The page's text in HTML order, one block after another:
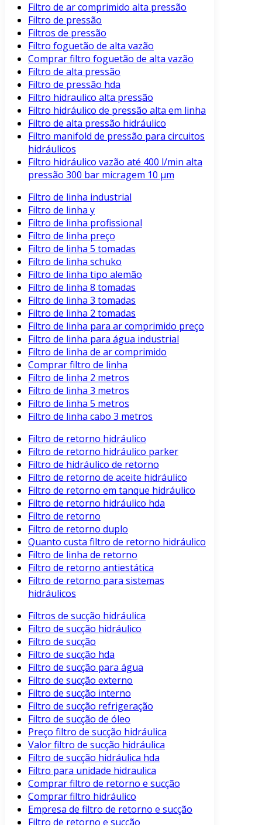
Filtro de ar comprimido alta pressão
Filtro de pressão
Filtros de pressão
Filtro foguetão de alta vazão
Comprar filtro foguetão de alta vazão
Filtro de alta pressão
Filtro de pressão hda
Filtro hidraulico alta pressão
Filtro hidráulico de pressão alta em linha
Filtro de alta pressão hidráulico
Filtro manifold de pressão para circuitos
hidráulicos
Filtro hidráulico vazão até 400 l/min alta
pressão 300 bar micragem 10 μm
Filtro de linha industrial
Filtro de linha y
Filtro de linha profissional
Filtro de linha preço
Filtro de linha 5 tomadas
Filtro de linha schuko
Filtro de linha tipo alemão
Filtro de linha 8 tomadas
Filtro de linha 3 tomadas
Filtro de linha 2 tomadas
Filtro de linha para ar comprimido preço
Filtro de linha para água industrial
Filtro de linha de ar comprimido
Comprar filtro de linha
Filtro de linha 2 metros
Filtro de linha 3 metros
Filtro de linha 5 metros
Filtro de linha cabo 3 metros
Filtro de retorno hidráulico
Filtro de retorno hidráulico parker
Filtro de hidráulico de retorno
Filtro de retorno de aceite hidráulico
Filtro de retorno em tanque hidráulico
Filtro de retorno hidráulico hda
Filtro de retorno
Filtro de retorno duplo
Quanto custa filtro de retorno hidráulico
Filtro de linha de retorno
Filtro de retorno antiestática
Filtro de retorno para sistemas
hidráulicos
Filtros de sucção hidráulica
Filtro de sucção hidráulico
Filtro de sucção
Filtro de sucção hda
Filtro de sucção para água
Filtro de sucção externo
Filtro de sucção interno
Filtro de sucção refrigeração
Filtro de sucção de óleo
Preço filtro de sucção hidráulica
Valor filtro de sucção hidráulica
Filtro de sucção hidráulica hda
Filtro para unidade hidraulica
Comprar filtro de retorno e sucção
Comprar filtro hidráulico
Empresa de filtro de retorno e sucção
Filtro de retorno e sucção